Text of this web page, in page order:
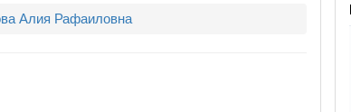
Алия Рафаиловна